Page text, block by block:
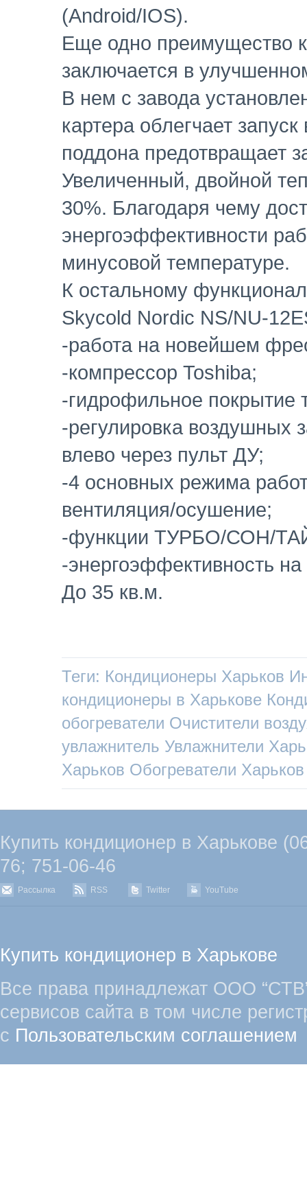
(Android/IOS).
Еще одно преимущество
заключается в
В нем с завода
картера облегчает
поддона предотвращает
Увеличенный, двойной
30%. Благодаря чему
энергоэффективности
минусовой температуре.
К остальному
Skycold Nordic NS/NU-
-работа на новейшем
-компрессор Toshiba;
-гидрофильное покрытие
-регулировка воздушных
влево через пульт ДУ;
-4 основных режима
вентиляция/осушение;
-функции ТУРБО/СОН/
-энергоэффективность
До 35 кв.м.
Теги: Кондиционеры Харьков
кондиционеры в Харькове
обогреватели Очистители
увлажнитель Увлажнители
Харьков Обогреватели Харьков
Купить кондиционер в Харькове
76; 751-06-46
Рассылка RSS Twitter YouTube
Купить кондиционер в Харькове
Все права принадлежат ООО
сервисов сайта в том числе
с Пользовательским соглашением